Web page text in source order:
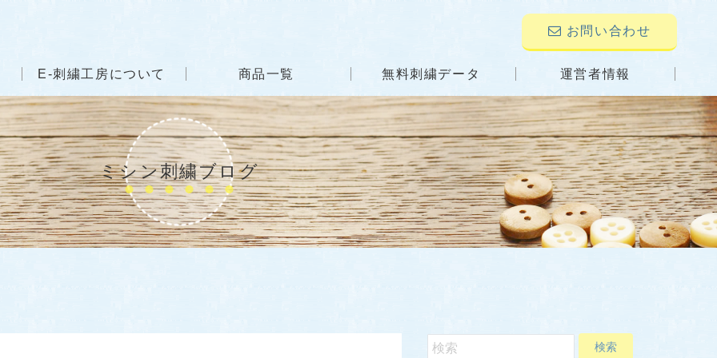
お問い合わせ
E-刺繍工房について 商品一覧 無料刺繍データ 運営者情報
ミシン刺繍ブログ